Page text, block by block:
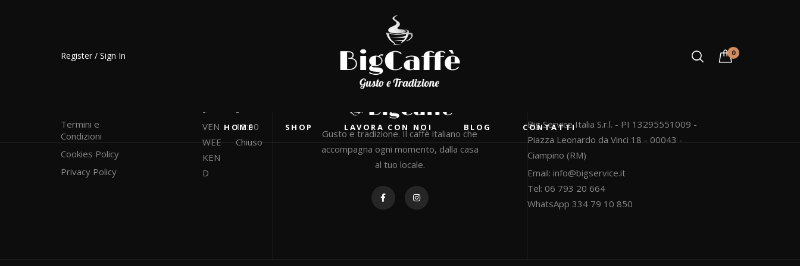
Register / Sign In 0
HOME SHOP LAVORA CON NOI BLOG CONTATTI
For all new Gaming card
Termini e
Condizioni
Cookies Policy
Privacy Policy
-
VEN
WEE
KEN
D
-
18:00
Chiuso
Gusto e tradizione. Il caffè italiano che
accompagna ogni momento, dalla casa
al tuo locale.
Big Service Italia S.r.l. - PI 13295551009 -
Piazza Leonardo da Vinci 18 - 00043 -
Ciampino (RM)
Email:info@bigservice.it
Tel: 06 793 20 664
WhatsApp 334 79 10 850